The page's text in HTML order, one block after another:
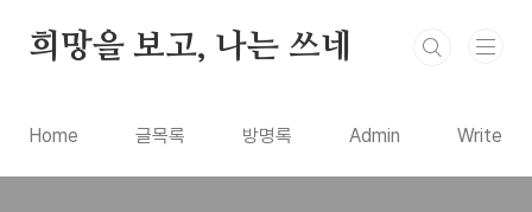
희망을 보고, 나는 쓰네
Home 글목록 방명록 Admin Write